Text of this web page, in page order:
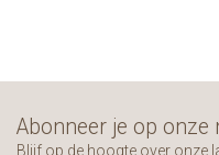
Abonneer je op onze
Blijf op de hoogte over onze